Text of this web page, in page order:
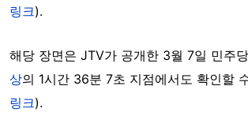
링크).
해당 장면은 JTV가 공개한 3월 7일 민주
상의 1시간 36분 7초 지점에서도 확인할
링크).